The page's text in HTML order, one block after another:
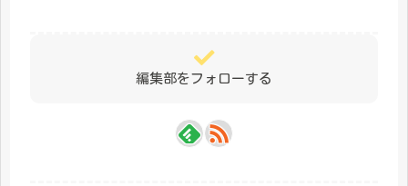
編集部をフォローする